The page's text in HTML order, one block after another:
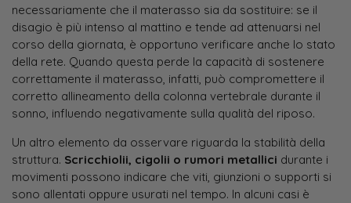
necessariamente che il materasso sia da sostituire: se il
disagio è più intenso al mattino e tende ad attenuarsi nel
corso della giornata, è opportuno verificare anche lo stato
della rete. Quando questa perde la capacità di sostenere
correttamente il materasso, infatti, può compromettere il
corretto allineamento della colonna vertebrale durante il
sonno, influendo negativamente sulla qualità del riposo.
Un altro elemento da osservare riguarda la stabilità della
struttura. Scricchiolii, cigolii o rumori metallici durante i
movimenti possono indicare che viti, giunzioni o supporti si
sono allentati oppure usurati nel tempo. In alcuni casi è